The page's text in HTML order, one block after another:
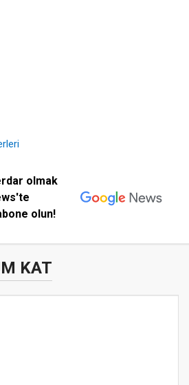
olmak
olun!
KAT